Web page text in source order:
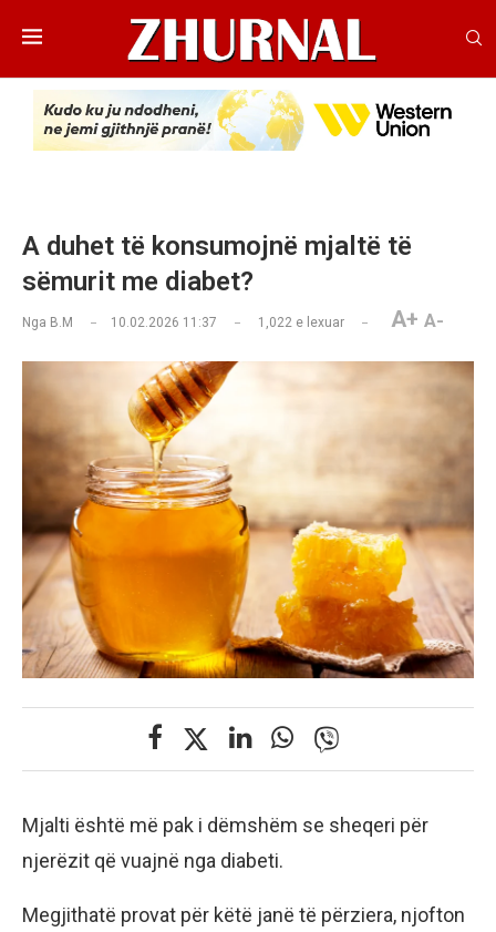
A duhet të konsumojnë mjaltë të
sëmurit me diabet?
Nga B.M 10.02.2026 11:37 1,022 e lexuar A+ A-
Mjalti është më pak i dëmshëm se sheqeri për
njerëzit që vuajnë nga diabeti.
Megjithatë provat për këtë janë të përziera, njofton